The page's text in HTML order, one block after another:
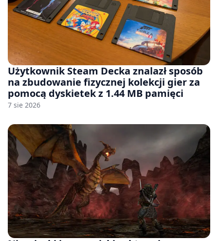
Użytkownik Steam Decka znalazł sposób
na zbudowanie fizycznej kolekcji gier za
pomocą dyskietek z 1.44 MB pamięci
7 sie 2026